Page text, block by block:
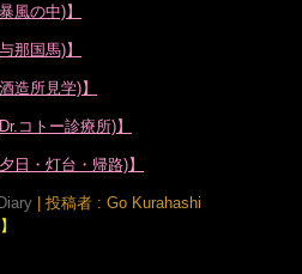
風の中)】
那国馬)】
造所見学)】
コトー診療所)】
日・灯台・帰路)】
Diary
投稿者 : Go Kurahashi